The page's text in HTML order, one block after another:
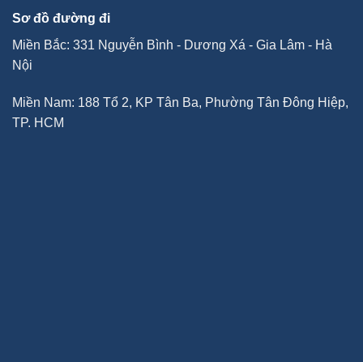
Sơ đồ đường đi
Miền Bắc: 331 Nguyễn Bình - Dương Xá - Gia Lâm - Hà
Nội
Miền Nam: 188 Tổ 2, KP Tân Ba, Phường Tân Đông Hiệp,
TP. HCM